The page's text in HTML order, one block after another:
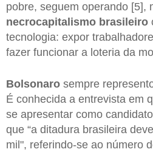
pobre, seguem operando [5],
necrocapitalismo brasileiro
tecnologia: expor
fazer funcionar a loteria da
Bolsonaro sempre
É conhecida a entrevista em
se apresentar como
que “a ditadura brasileira
mil", referindo-se ao número